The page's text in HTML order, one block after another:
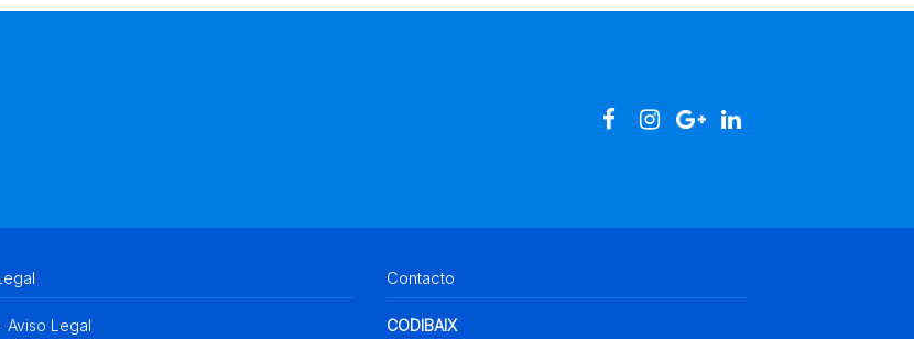
Aviso Legal
Contacto
CODIBAIX